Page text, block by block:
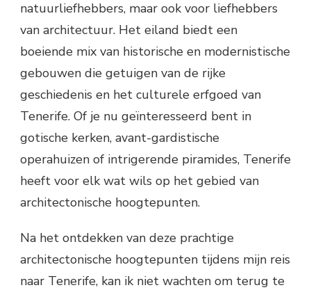
natuurliefhebbers, maar ook voor liefhebbers
van architectuur. Het eiland biedt een
boeiende mix van historische en modernistische
gebouwen die getuigen van de rijke
geschiedenis en het culturele erfgoed van
Tenerife. Of je nu geïnteresseerd bent in
gotische kerken, avant-gardistische
operahuizen of intrigerende piramides, Tenerife
heeft voor elk wat wils op het gebied van
architectonische hoogtepunten.
Na het ontdekken van deze prachtige
architectonische hoogtepunten tijdens mijn reis
naar Tenerife, kan ik niet wachten om terug te